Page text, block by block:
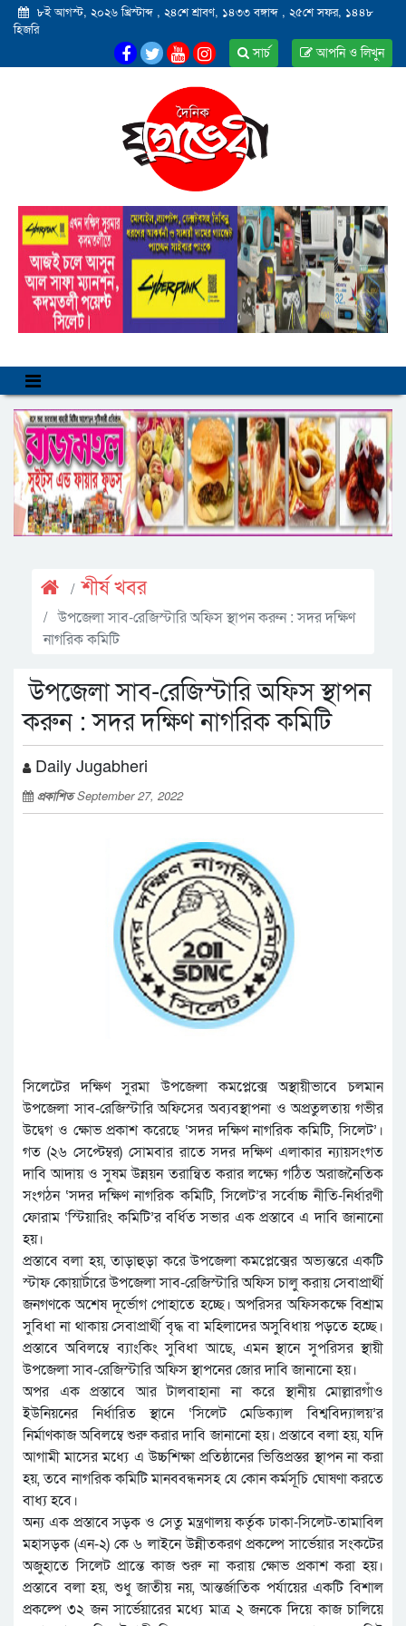
৮ই আগস্ট, ২০২৬ খ্রিস্টাব্দ , ২৪শে শ্রাবণ, ১৪৩৩ বঙ্গাব্দ , ২৫শে সফর, ১৪৪৮
হিজরি
আপনি ও লিখুন
সার্চ
শীর্ষ খবর
উপজেলা সাব-রেজিস্টারি অফিস স্থাপন করুন : সদর দক্ষিণ
নাগরিক কমিটি
উপজেলা সাব-রেজিস্টারি অফিস স্থাপন
করুন : সদর দক্ষিণ নাগরিক কমিটি
Daily Jugabheri
প্রকাশিতSeptember 27, 2022
সিলেটের দক্ষিণ সুরমা উপজেলা কমপ্লেক্সে অস্থায়ীভাবে চলমান
উপজেলা সাব-রেজিস্টারি অফিসের অব্যবস্থাপনা ও অপ্রতুলতায় গভীর
উদ্বেগ ও ক্ষোভ প্রকাশ করেছে ‘সদর দক্ষিণ নাগরিক কমিটি, সিলেট’।
গত (২৬ সেপ্টেম্বর) সোমবার রাতে সদর দক্ষিণ এলাকার ন্যায়সংগত
দাবি আদায় ও সুষম উন্নয়ন তরান্বিত করার লক্ষ্যে গঠিত অরাজনৈতিক
সংগঠন ‘সদর দক্ষিণ নাগরিক কমিটি, সিলেট’র সর্বোচ্চ নীতি-নির্ধারণী
ফোরাম ‘স্টিয়ারিং কমিটি’র বর্ধিত সভার এক প্রস্তাবে এ দাবি জানানো
হয়।
প্রস্তাবে বলা হয়, তাড়াহুড়া করে উপজেলা কমপ্লেক্সের অভ্যন্তরে একটি
স্টাফ কোয়ার্টারে উপজেলা সাব-রেজিস্টারি অফিস চালু করায় সেবাপ্রার্থী
জনগণকে অশেষ দূর্ভোগ পোহাতে হচ্ছে। অপরিসর অফিসকক্ষে বিশ্রাম
সুবিধা না থাকায় সেবাপ্রার্থী বৃদ্ধ বা মহিলাদের অসুবিধায় পড়তে হচ্ছে।
প্রস্তাবে অবিলম্বে ব্যাংকিং সুবিধা আছে, এমন স্থানে সুপরিসর স্থায়ী
উপজেলা সাব-রেজিস্টারি অফিস স্থাপনের জোর দাবি জানানো হয়।
অপর এক প্রস্তাবে আর টালবাহানা না করে স্থানীয় মোল্লারগাঁও
ইউনিয়নের নির্ধারিত স্থানে ‘সিলেট মেডিক্যাল বিশ্ববিদ্যালয়’র
নির্মাণকাজ অবিলম্বে শুরু করার দাবি জানানো হয়। প্রস্তাবে বলা হয়, যদি
আগামী মাসের মধ্যে এ উচ্চশিক্ষা প্রতিষ্ঠানের ভিত্তিপ্রস্তর স্থাপন না করা
হয়, তবে নাগরিক কমিটি মানববন্ধনসহ যে কোন কর্মসূচি ঘোষণা করতে
বাধ্য হবে।
অন্য এক প্রস্তাবে সড়ক ও সেতু মন্ত্রণালয় কর্তৃক ঢাকা-সিলেট-তামাবিল
মহাসড়ক (এন-২) কে ৬ লাইনে উন্নীতকরণ প্রকল্পে সার্ভেয়ার সংকটের
অজুহাতে সিলেট প্রান্তে কাজ শুরু না করায় ক্ষোভ প্রকাশ করা হয়।
প্রস্তাবে বলা হয়, শুধু জাতীয় নয়, আন্তর্জাতিক পর্যায়ের একটি বিশাল
প্রকল্পে ৩২ জন সার্ভেয়ারের মধ্যে মাত্র ২ জনকে দিয়ে কাজ চালিয়ে